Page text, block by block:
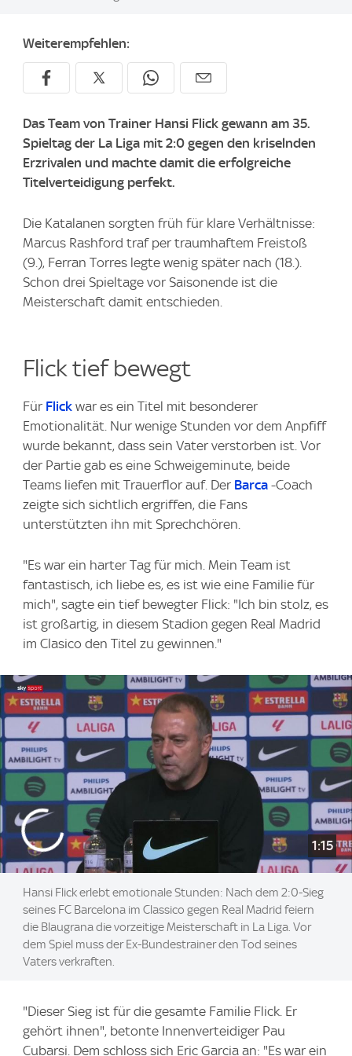
Weiterempfehlen:
Das Team von Trainer Hansi Flick gewann am 35.
Spieltag der La Liga mit 2:0 gegen den kriselnden
Erzrivalen und machte damit die erfolgreiche
Titelverteidigung perfekt.
Die Katalanen sorgten früh für klare Verhältnisse:
Marcus Rashford traf per traumhaftem Freistoß
(9.), Ferran Torres legte wenig später nach (18.).
Schon drei Spieltage vor Saisonende ist die
Meisterschaft damit entschieden.
Flick tief bewegt
Für Flick war es ein Titel mit besonderer
Emotionalität. Nur wenige Stunden vor dem Anpfiff
wurde bekannt, dass sein Vater verstorben ist. Vor
der Partie gab es eine Schweigeminute, beide
Teams liefen mit Trauerflor auf. Der Barca -Coach
zeigte sich sichtlich ergriffen, die Fans
unterstützten ihn mit Sprechchören.
"Es war ein harter Tag für mich. Mein Team ist
fantastisch, ich liebe es, es ist wie eine Familie für
mich", sagte ein tief bewegter Flick: "Ich bin stolz, es
ist großartig, in diesem Stadion gegen Real Madrid
im Clasico den Titel zu gewinnen."
1:15
Hansi Flick erlebt emotionale Stunden: Nach dem 2:0-Sieg
seines FC Barcelona im Classico gegen Real Madrid feiern
die Blaugrana die vorzeitige Meisterschaft in La Liga. Vor
dem Spiel muss der Ex-Bundestrainer den Tod seines
Vaters verkraften.
"Dieser Sieg ist für die gesamte Familie Flick. Er
gehört ihnen", betonte Innenverteidiger Pau
Cubarsi. Dem schloss sich Eric Garcia an: "Es war ein